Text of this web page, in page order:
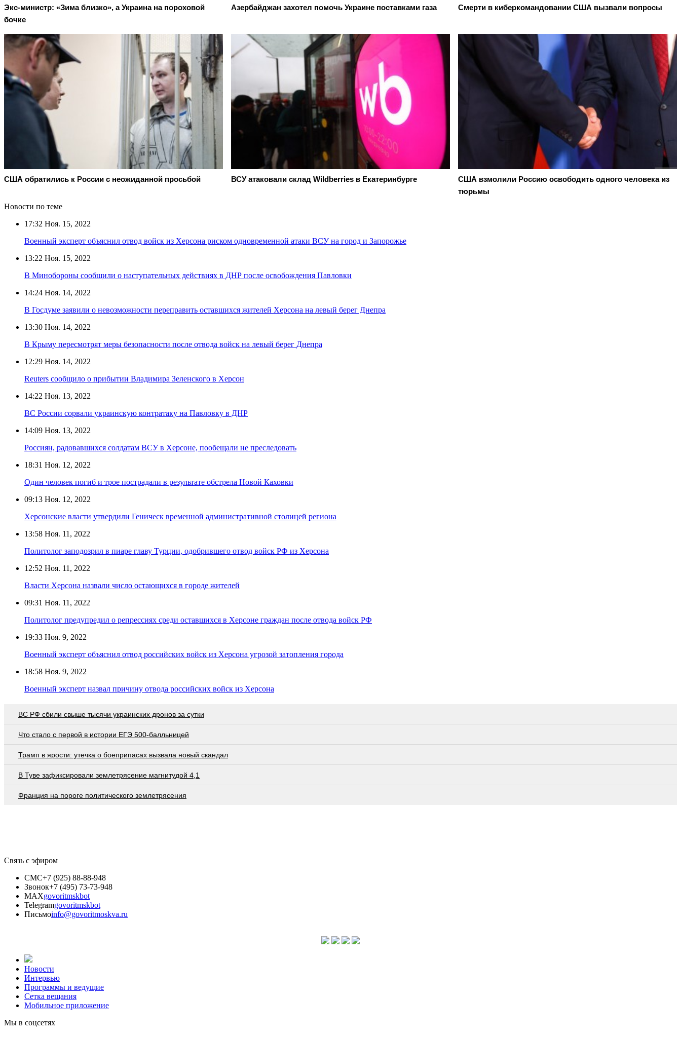
Экс-министр: «Зима близко», а Украина на пороховой
бочке
Азербайджан захотел помочь Украине поставками газа Смерти в киберкомандовании США вызвали вопросы
США обратились к России с неожиданной просьбой ВСУ атаковали склад Wildberries в Екатеринбурге
США взмолили Россию освободить одного человека из
тюрьмы
Новости по теме
17:32 Ноя. 15, 2022
Военный эксперт объяснил отвод войск из Херсона риском одновременной атаки ВСУ на город и Запорожье
13:22 Ноя. 15, 2022
В Минобороны сообщили о наступательных действиях в ДНР после освобождения Павловки
14:24 Ноя. 14, 2022
В Госдуме заявили о невозможности переправить оставшихся жителей Херсона на левый берег Днепра
13:30 Ноя. 14, 2022
В Крыму пересмотрят меры безопасности после отвода войск на левый берег Днепра
12:29 Ноя. 14, 2022
Reuters сообщило о прибытии Владимира Зеленского в Херсон
14:22 Ноя. 13, 2022
ВС России сорвали украинскую контратаку на Павловку в ДНР
14:09 Ноя. 13, 2022
Россиян, радовавшихся солдатам ВСУ в Херсоне, пообещали не преследовать
18:31 Ноя. 12, 2022
Один человек погиб и трое пострадали в результате обстрела Новой Каховки
09:13 Ноя. 12, 2022
Херсонские власти утвердили Геническ временной административной столицей региона
13:58 Ноя. 11, 2022
Политолог заподозрил в пиаре главу Турции, одобрившего отвод войск РФ из Херсона
12:52 Ноя. 11, 2022
Власти Херсона назвали число остающихся в городе жителей
09:31 Ноя. 11, 2022
Политолог предупредил о репрессиях среди оставшихся в Херсоне граждан после отвода войск РФ
19:33 Ноя. 9, 2022
Военный эксперт объяснил отвод российских войск из Херсона угрозой затопления города
18:58 Ноя. 9, 2022
Военный эксперт назвал причину отвода российских войск из Херсона
ВС РФ сбили свыше тысячи украинских дронов за сутки
Что стало с первой в истории ЕГЭ 500-балльницей
Трамп в ярости: утечка о боеприпасах вызвала новый скандал
В Туве зафиксировали землетрясение магнитудой 4,1
Франция на пороге политического землетрясения
Связь с эфиром
СМС+7 (925) 88-88-948
Звонок+7 (495) 73-73-948
MAXgovoritmskbot
Telegramgovoritmskbot
Письмоinfo@govoritmoskva.ru
Новости
Интервью
Программы и ведущие
Сетка вещания
Мобильное приложение
Мы в соцсетях